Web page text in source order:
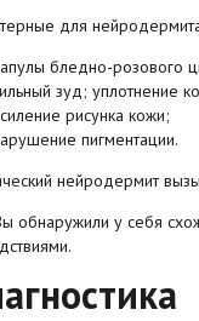
для
бледно-розового
зуд; уплотнение
рисунка кожи;
пигментации.
нейродермит
обнаружили у себя